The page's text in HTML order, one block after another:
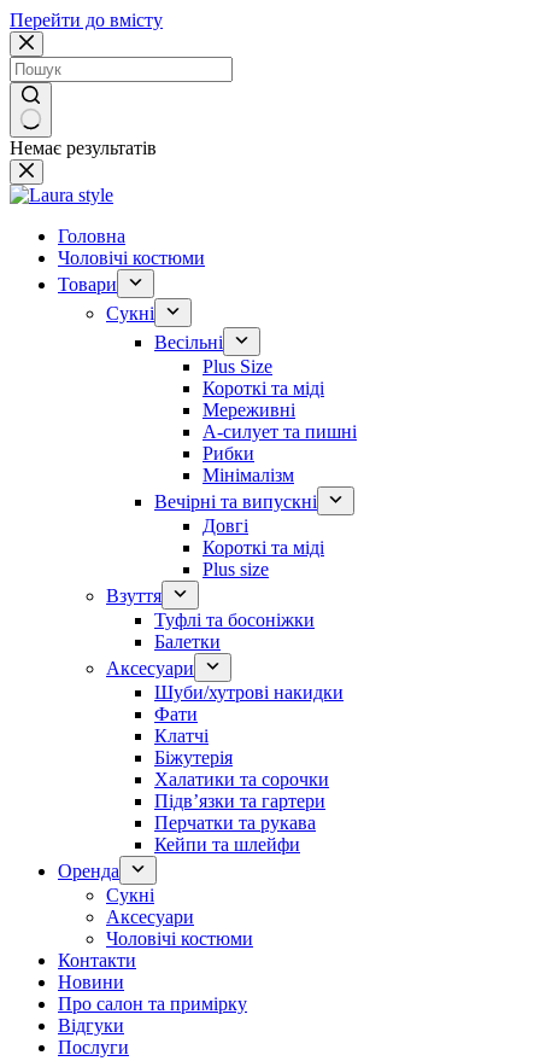
Перейти до вмісту
Немає результатів
Головна
Чоловічі костюми
Товари
Сукні
Весільні
Plus Size
Короткі та міді
Мереживні
А-силует та пишні
Рибки
Мінімалізм
Вечірні та випускні
Довгі
Короткі та міді
Plus size
Взуття
Туфлі та босоніжки
Балетки
Аксесуари
Шуби/хутрові накидки
Фати
Клатчі
Біжутерія
Халатики та сорочки
Підвʼязки та гартери
Перчатки та рукава
Кейпи та шлейфи
Оренда
Сукні
Аксесуари
Чоловічі костюми
Контакти
Новини
Про салон та примірку
Відгуки
Послуги